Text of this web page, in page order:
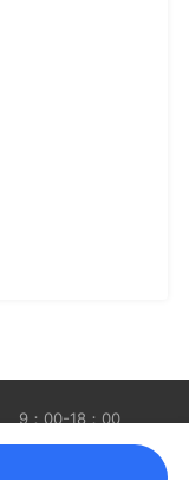
9：00-18：00